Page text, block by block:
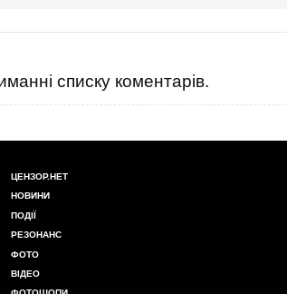
списку коментарів.
ЦЕНЗОР.НЕТ
НОВИНИ
ПОДІЇ
РЕЗОНАНС
ФОТО
ВІДЕО